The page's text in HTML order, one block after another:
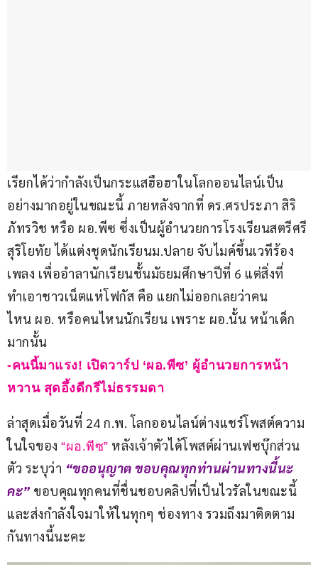
เรียกได้ว่ากำลังเป็นกระแสฮือฮาในโลกออนไลน์เป็น
อย่างมากอยู่ในขณะนี้ ภายหลังจากที่ ดร.ศรประภา สิริ
ภัทรวิช หรือ ผอ.พีซ ซึ่งเป็นผู้อำนวยการโรงเรียนสตรีศรี
สุริโยทัย ได้แต่งชุดนักเรียนม.ปลาย จับไมค์ขึ้นเวทีร้อง
เพลง เพื่ออำลานักเรียนชั้นมัธยมศึกษาปีที่ 6 แต่สิ่งที่
ทำเอาชาวเน็ตแห่โฟกัส คือ แยกไม่ออกเลยว่าคน
ไหน ผอ. หรือคนไหนนักเรียน เพราะ ผอ.นั้น หน้าเด็ก
มากนั้น
-คนนี้มาแรง! เปิดวาร์ป ‘ผอ.พีซ’ ผู้อำนวยการหน้า
หวาน สุดอึ้งดีกรีไม่ธรรมดา
ล่าสุดเมื่อวันที่ 24 ก.พ. โลกออนไลน์ต่างแชร์โพสต์ความ
ในใจของ “ผอ.พีซ” หลังเจ้าตัวได้โพสต์ผ่านเฟซบุ๊กส่วน
ตัว ระบุว่า “ขออนุญาต ขอบคุณทุกท่านผ่านทางนี้นะ
คะ” ขอบคุณทุกคนที่ชื่นชอบคลิปที่เป็นไวรัลในขณะนี้
และส่งกำลังใจมาให้ในทุกๆ ช่องทาง รวมถึงมาติดตาม
กันทางนี้นะคะ